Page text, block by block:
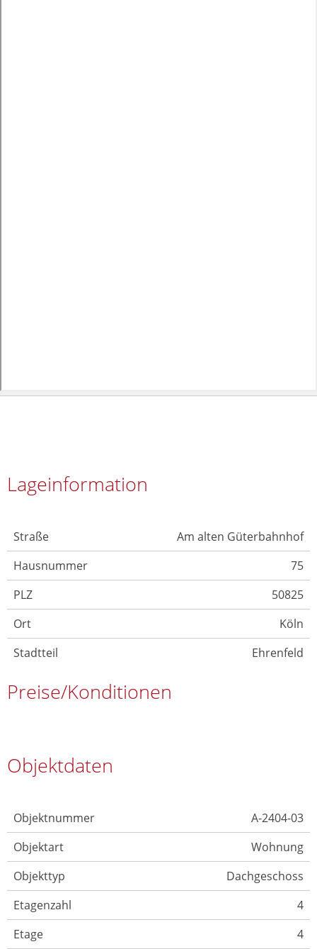
Lageinformation
Straße
Am alten Güterbahnhof
Hausnummer
75
PLZ
50825
Ort
Köln
Stadtteil
Ehrenfeld
Preise/Konditionen
Objektdaten
Objektnummer
A-2404-03
Objektart
Wohnung
Objekttyp
Dachgeschoss
Etagenzahl
4
Etage
4